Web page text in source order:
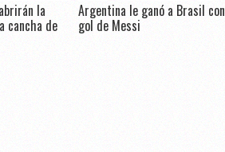
la
cancha de
Argentina le ganó a Brasil con
gol de Messi